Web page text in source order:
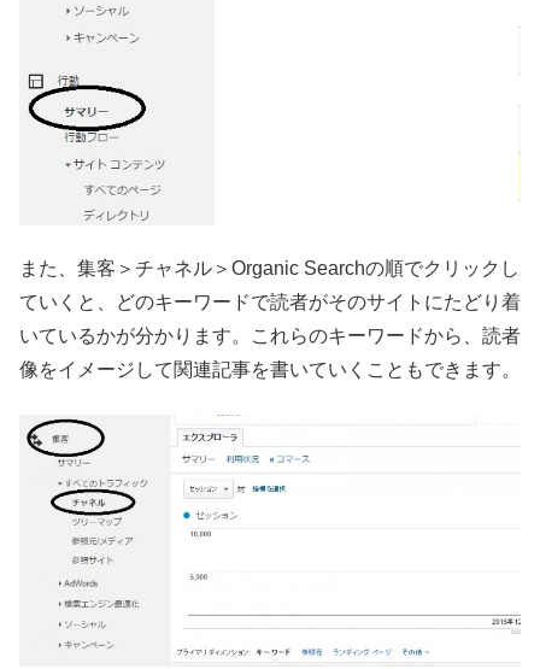
また、集客＞チャネル＞Organic Searchの順でクリックし
ていくと、どのキーワードで読者がそのサイトにたどり着
いているかが分かります。これらのキーワードから、読者
像をイメージして関連記事を書いていくこともできます。